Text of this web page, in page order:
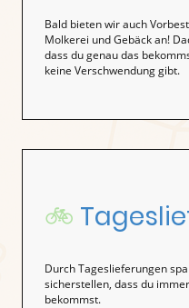
Bald bieten wir auch
Molkerei und Gebäck an!
dass du genau das
keine Verschwendung gibt.
🚲
Durch Tageslieferungen
sicherstellen, dass du
bekommst.